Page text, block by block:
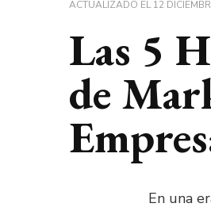
ACTUALIZADO EL12
Las 5
de
En una